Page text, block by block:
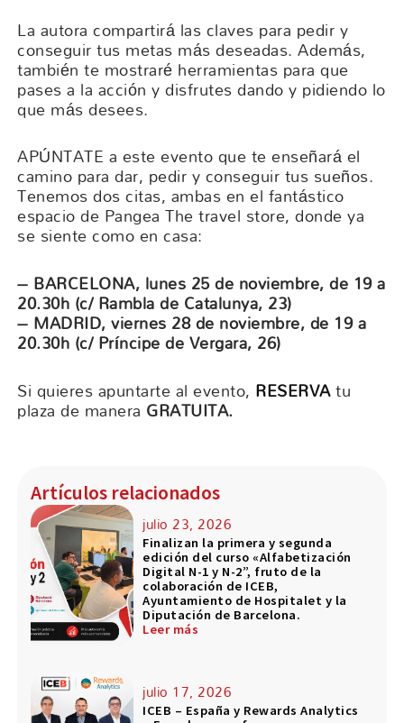
La autora compartirá las claves para pedir y
conseguir tus metas más deseadas. Además,
también te mostraré herramientas para que
pases a la acción y disfrutes dando y pidiendo lo
que más desees.
APÚNTATE a este evento que te enseñará el
camino para dar, pedir y conseguir tus sueños.
Tenemos dos citas, ambas en el fantástico
espacio de Pangea The travel store, donde ya
se siente como en casa:
– BARCELONA, lunes 25 de noviembre, de 19 a
20.30h (c/ Rambla de Catalunya, 23)
– MADRID, viernes 28 de noviembre, de 19 a
20.30h (c/ Príncipe de Vergara, 26)
Si quieres apuntarte al evento, RESERVAtu
plaza de manera GRATUITA.
Artículos relacionados
julio 23, 2026
Finalizan la primera y segunda
edición del curso «Alfabetización
Digital N-1 y N-2”, fruto de la
colaboración de ICEB,
Ayuntamiento de Hospitalet y la
Diputación de Barcelona.
Leer más
julio 17, 2026
ICEB – España y Rewards Analytics